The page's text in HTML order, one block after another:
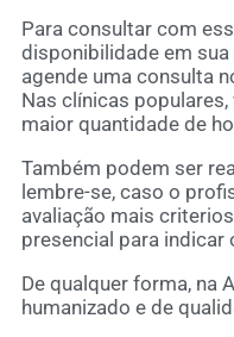
Para consultar com
disponibilidade em
agende uma consulta
Nas clínicas
maior quantidade de
Também podem ser
lembre-se, caso o
avaliação mais
presencial para indicar
De qualquer forma, na
humanizado e de